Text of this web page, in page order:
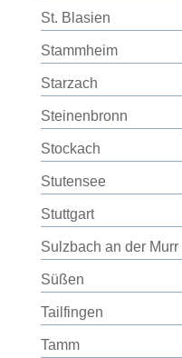
St. Blasien
Stammheim
Starzach
Steinenbronn
Stockach
Stutensee
Stuttgart
Sulzbach an der Murr
Süßen
Tailfingen
Tamm